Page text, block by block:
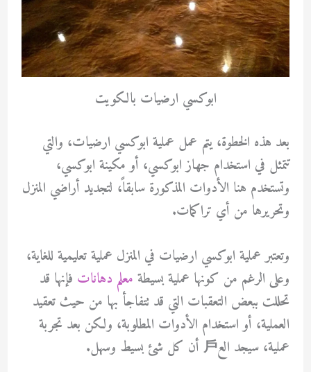
ابوكسي ارضيات بالكويت
بعد هذه الخطوة، يتم عمل عملية ابوكسي ارضيات، والتي
تتمثل في استخدام جهاز ابوكسي، أو مكينة ابوكسي،
وتستخدم هنا الأدوات المذكورة سابقاً، لتجديد أراضي المنزل
وتحريرها من أي تراكمات.
وتعتبر عملية ابوكسي ارضيات في المنزل عملية تعليمية للغاية،
وعلى الرغم من كونها عملية بسيطة معلم دهانات فإنها قد
تحللت ببعض التعقبات التي قد تتفاجأ بها من حيث تعقيد
العملية، أو استخدام الأدوات المطلوبة، ولكن بعد تجربة
عملية، سيجد الع戶 أن كل شئ بسيط وسهل.